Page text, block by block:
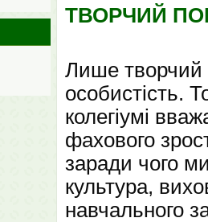
ТВОРЧИЙ
Лише творчий
особистість.
колегіумі
фахового
заради чого
культура,
навчального